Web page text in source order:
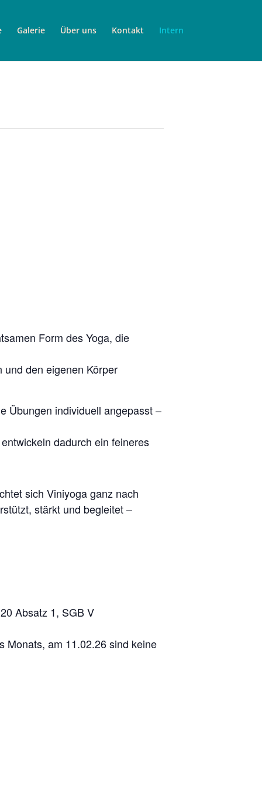
Galerie Über uns Kontakt Intern
Form des Yoga, die
den eigenen Körper
Übungen individuell angepasst –
dadurch ein feineres
sich Viniyoga ganz nach
stärkt und begleitet –
Absatz 1, SGB V
Monats, am 11.02.26 sind keine